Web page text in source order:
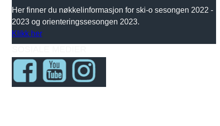
Her finner du nøkkelinformasjon for ski-o sesongen 2022 -
2023 og orienteringssesongen 2023.
Klikk her